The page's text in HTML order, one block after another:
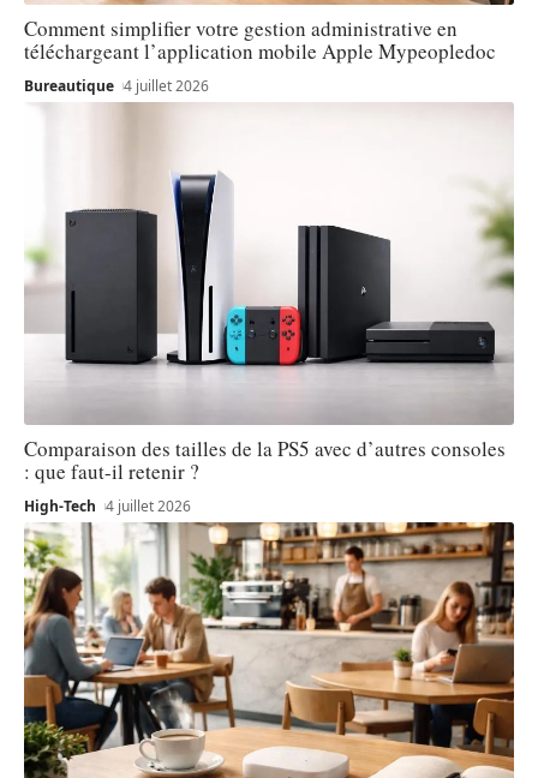
Comment simplifier votre gestion administrative en
téléchargeant l’application mobile Apple Mypeopledoc
Bureautique 4 juillet 2026
Comparaison des tailles de la PS5 avec d’autres consoles
: que faut-il retenir ?
High-Tech 4 juillet 2026